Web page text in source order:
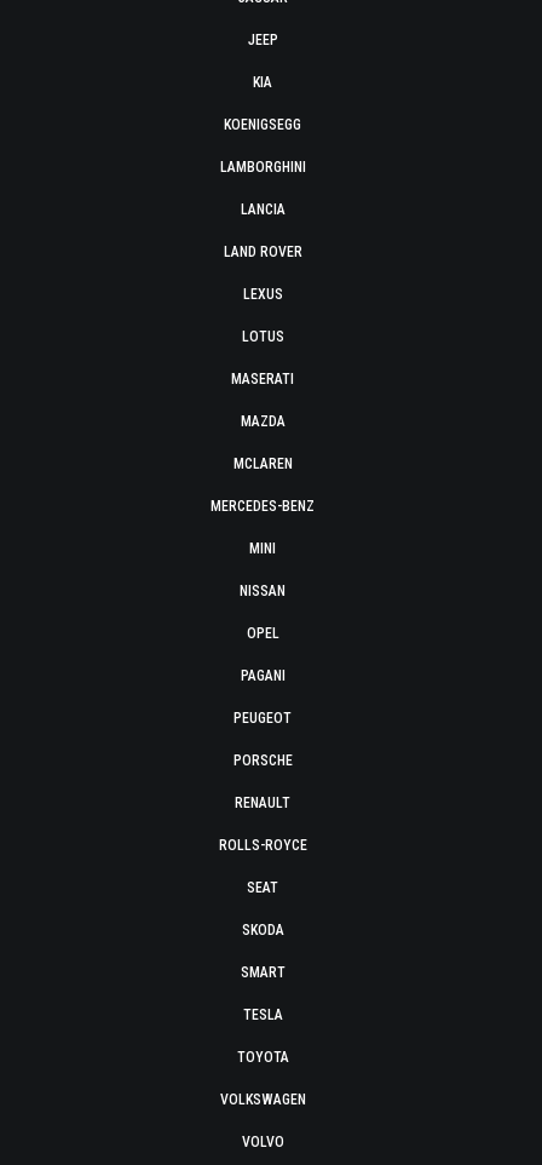
JEEP
KIA
KOENIGSEGG
LAMBORGHINI
LANCIA
LAND ROVER
LEXUS
LOTUS
MASERATI
MAZDA
MCLAREN
MERCEDES-BENZ
MINI
NISSAN
OPEL
PAGANI
PEUGEOT
PORSCHE
RENAULT
ROLLS-ROYCE
SEAT
SKODA
SMART
TESLA
TOYOTA
VOLKSWAGEN
VOLVO